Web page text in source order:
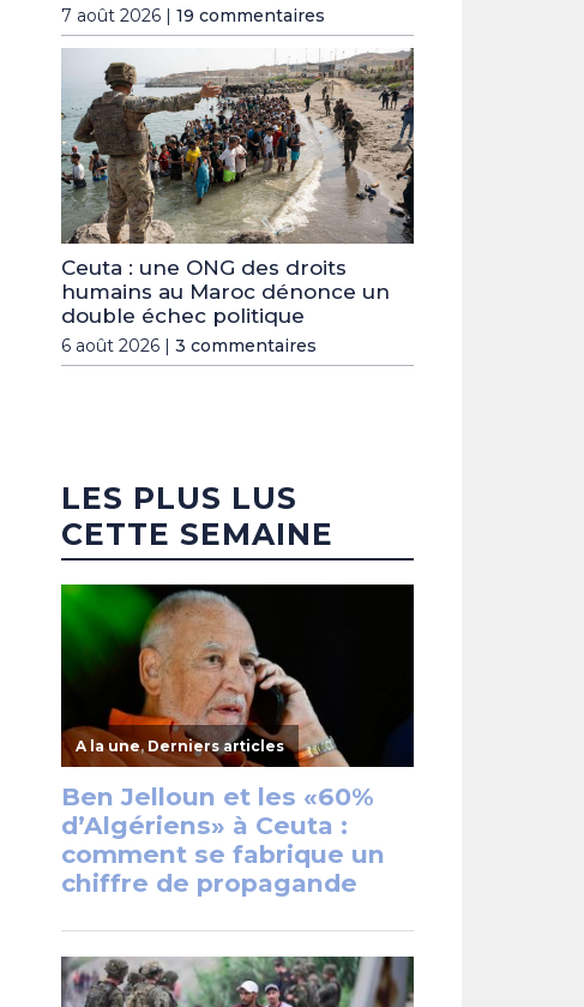
7 août 2026 | 19 commentaires
Ceuta : une ONG des droits
humains au Maroc dénonce un
double échec politique
6 août 2026 | 3 commentaires
LES PLUS LUS
CETTE SEMAINE